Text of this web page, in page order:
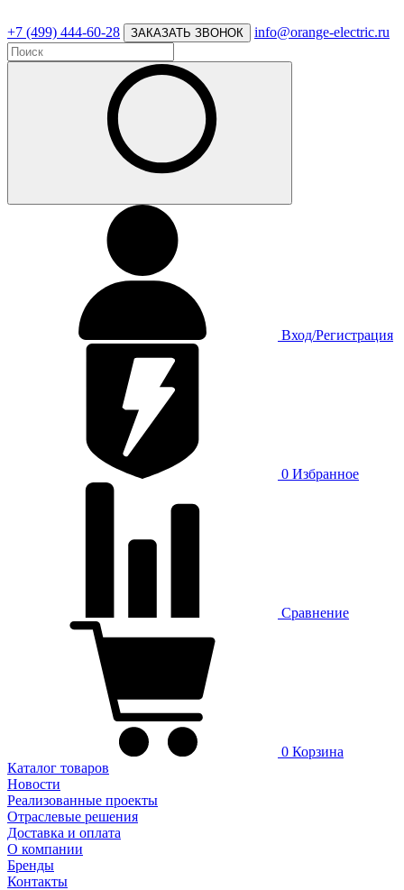
+7 (499) 444-60-28 ЗАКАЗАТЬ ЗВОНОК info@orange-electric.ru
Вход/Регистрация
0 Избранное
Сравнение
0 Корзина
Каталог товаров
Новости
Реализованные проекты
Отраслевые решения
Доставка и оплата
О компании
Бренды
Контакты